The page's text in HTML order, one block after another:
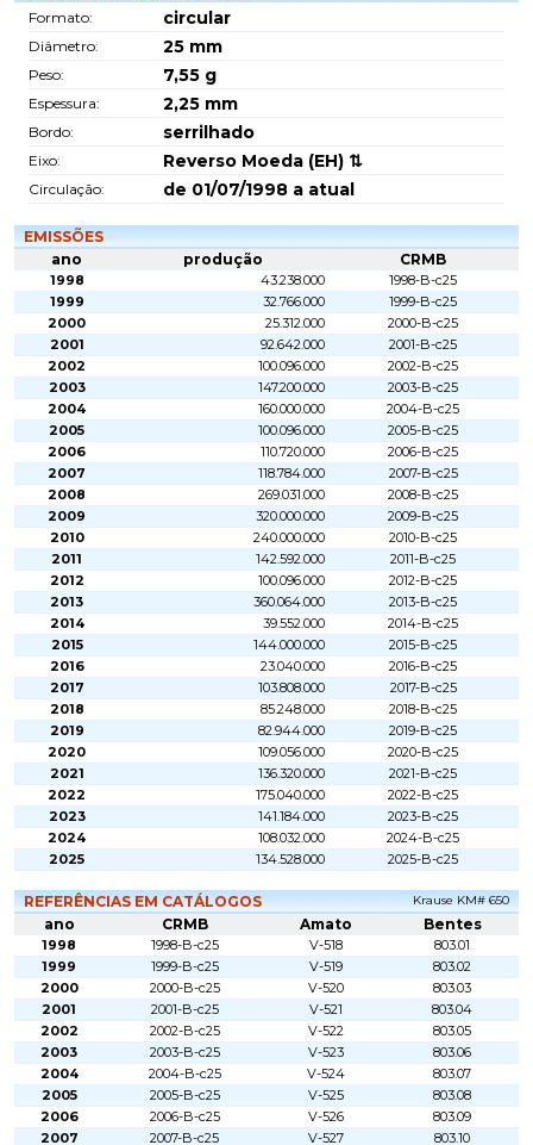
Formato:
circular
Diâmetro: 25 mm
Peso: 7,55 g
Espessura: 2,25 mm
Bordo: serrilhado
Eixo: Reverso Moeda (EH) ⇅
Circulação: de 01/07/1998 a atual
EMISSÕES
ano
produção CRMB
1998 43.238.000
1998-B-c25
1999
32.766.000
1999-B-c25
2000
25.312.000
2000-B-c25
2001
92.642.000
2001-B-c25
2002
100.096.000
2002-B-c25
2003
147.200.000
2003-B-c25
2004
160.000.000
2004-B-c25
2005
100.096.000
2005-B-c25
2006
110.720.000
2006-B-c25
2007
118.784.000
2007-B-c25
2008
269.031.000
2008-B-c25
2009
320.000.000
2009-B-c25
2010
240.000.000
2010-B-c25
2011
142.592.000
2011-B-c25
2012
100.096.000
2012-B-c25
2013
360.064.000
2013-B-c25
2014
39.552.000
2014-B-c25
2015
144.000.000
2015-B-c25
2016
23.040.000
2016-B-c25
2017
103.808.000
2017-B-c25
2018
85.248.000
2018-B-c25
2019
82.944.000
2019-B-c25
2020
109.056.000
2020-B-c25
2021
136.320.000
2021-B-c25
2022
175.040.000
2022-B-c25
2023
141.184.000
2023-B-c25
2024
108.032.000
2024-B-c25
2025
134.528.000 2025-B-c25
REFERÊNCIAS EM CATÁLOGOS Krause KM# 650
ano CRMB Amato Bentes
1998 1998-B-c25 V-518
803.01
1999
1999-B-c25 V-519
803.02
2000
2000-B-c25 V-520
803.03
2001
2001-B-c25 V-521
803.04
2002
2002-B-c25 V-522
803.05
2003
2003-B-c25 V-523
803.06
2004
2004-B-c25 V-524
803.07
2005
2005-B-c25 V-525
803.08
2006
2006-B-c25 V-526
803.09
2007
2007-B-c25 V-527 803.10